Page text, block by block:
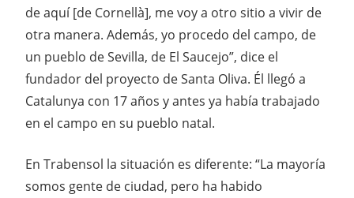
de aquí [de Cornellà], me voy a otro sitio a vivir de
otra manera. Además, yo procedo del campo, de
un pueblo de Sevilla, de El Saucejo”, dice el
fundador del proyecto de Santa Oliva. Él llegó a
Catalunya con 17 años y antes ya había trabajado
en el campo en su pueblo natal.
En Trabensol la situación es diferente: “La mayoría
somos gente de ciudad, pero ha habido